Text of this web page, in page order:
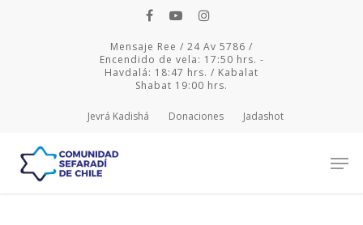
Mensaje Ree / 24 Av 5786 /
Encendido de vela: 17:50 hrs. -
Havdalá: 18:47 hrs. / Kabalat
Shabat 19:00 hrs.
Jevrá Kadishá Donaciones Jadashot